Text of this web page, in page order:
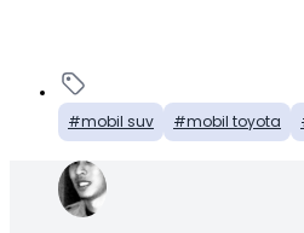
mobil suv mobil toyota